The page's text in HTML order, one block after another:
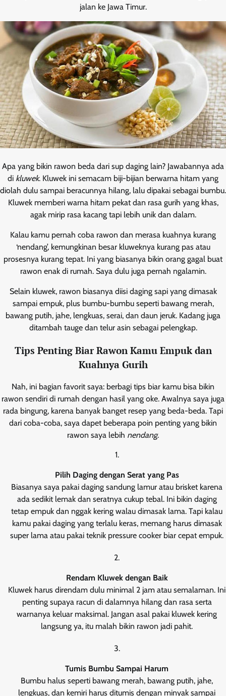
jalan ke Jawa Timur.
Apa yang bikin rawon beda dari sup daging lain? Jawabannya ada
di kluwek. Kluwek ini semacam biji-bijian berwarna hitam yang
diolah dulu sampai beracunnya hilang, lalu dipakai sebagai bumbu.
Kluwek memberi warna hitam pekat dan rasa gurih yang khas,
agak mirip rasa kacang tapi lebih unik dan dalam.
Kalau kamu pernah coba rawon dan merasa kuahnya kurang
‘nendang’, kemungkinan besar kluweknya kurang pas atau
prosesnya kurang tepat. Ini yang biasanya bikin orang gagal buat
rawon enak di rumah. Saya dulu juga pernah ngalamin.
Selain kluwek, rawon biasanya diisi daging sapi yang dimasak
sampai empuk, plus bumbu-bumbu seperti bawang merah,
bawang putih, jahe, lengkuas, serai, dan daun jeruk. Kadang juga
ditambah tauge dan telur asin sebagai pelengkap.
Tips Penting Biar Rawon Kamu Empuk dan
Kuahnya Gurih
Nah, ini bagian favorit saya: berbagi tips biar kamu bisa bikin
rawon sendiri di rumah dengan hasil yang oke. Awalnya saya juga
rada bingung, karena banyak banget resep yang beda-beda. Tapi
dari coba-coba, saya dapet beberapa poin penting yang bikin
rawon saya lebih nendang.
Pilih Daging dengan Serat yang Pas
Biasanya saya pakai daging sandung lamur atau brisket karena
ada sedikit lemak dan seratnya cukup tebal. Ini bikin daging
tetap empuk dan nggak kering walau dimasak lama. Tapi kalau
kamu pakai daging yang terlalu keras, memang harus dimasak
super lama atau pakai teknik pressure cooker biar cepat empuk.
Rendam Kluwek dengan Baik
Kluwek harus direndam dulu minimal 2 jam atau semalaman. Ini
penting supaya racun di dalamnya hilang dan rasa serta
warnanya keluar maksimal. Jangan asal pakai kluwek kering
langsung ya, itu malah bikin rawon jadi pahit.
Tumis Bumbu Sampai Harum
Bumbu halus seperti bawang merah, bawang putih, jahe,
lengkuas, dan kemiri harus ditumis dengan minyak sampai